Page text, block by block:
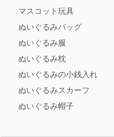
マスコット玩具
ぬいぐるみバッグ
ぬいぐるみ服
ぬいぐるみ枕
ぬいぐるみの小銭入れ
ぬいぐるみスカーフ
ぬいぐるみ帽子